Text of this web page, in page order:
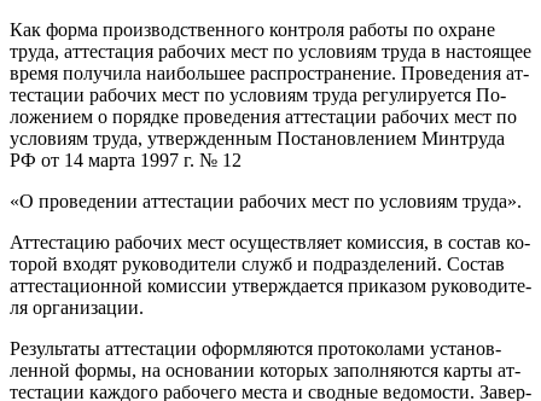
Как фор­ма про­из­водс­твен­но­го кон­тро­ля ра­боты по ох­ра­не
тру­да, ат­теста­ция ра­бочих мест по ус­ло­ви­ям тру­да в нас­то­ящее
вре­мя по­лучи­ла на­иболь­шее рас­простра­нение. Про­веде­ния ат­
теста­ции ра­бочих мест по ус­ло­ви­ям тру­да ре­гули­ру­ет­ся По­
ложе­ни­ем о по­ряд­ке про­веде­ния ат­теста­ции ра­бочих мест по
ус­ло­ви­ям тру­да, ут­вер­жден­ным Пос­та­нов­ле­ни­ем Мин­тру­да
РФ от 14 мар­та 1997 г. № 12
«О про­веде­нии ат­теста­ции ра­бочих мест по ус­ло­ви­ям тру­да».
Ат­теста­цию ра­бочих мест осу­щест­вля­ет ко­мис­сия, в сос­тав ко­
торой вхо­дят ру­ково­дите­ли служб и под­разде­лений. Сос­тав
ат­теста­ци­он­ной ко­мис­сии ут­вер­жда­ет­ся при­казом ру­ково­дите­
ля ор­га­низа­ции.
Ре­зуль­та­ты ат­теста­ции офор­мля­ют­ся про­токо­лами ус­та­нов­
ленной фор­мы, на ос­но­вании ко­торых за­пол­ня­ют­ся кар­ты ат­
теста­ции каж­до­го ра­боче­го мес­та и свод­ные ве­домос­ти. За­вер­